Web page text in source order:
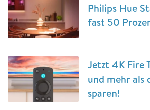
Philips Hue
fast 50
Jetzt 4K Fire
und mehr als
sparen!